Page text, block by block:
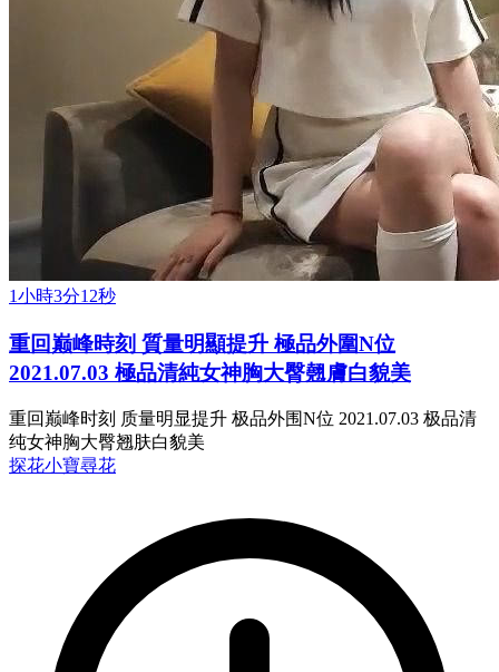
1小時3分12秒
重回巅峰時刻 質量明顯提升 極品外圍N位
2021.07.03 極品清純女神胸大臀翹膚白貌美
重回巅峰时刻 质量明显提升 极品外围N位 2021.07.03 极品清
纯女神胸大臀翘肤白貌美
探花小寶尋花